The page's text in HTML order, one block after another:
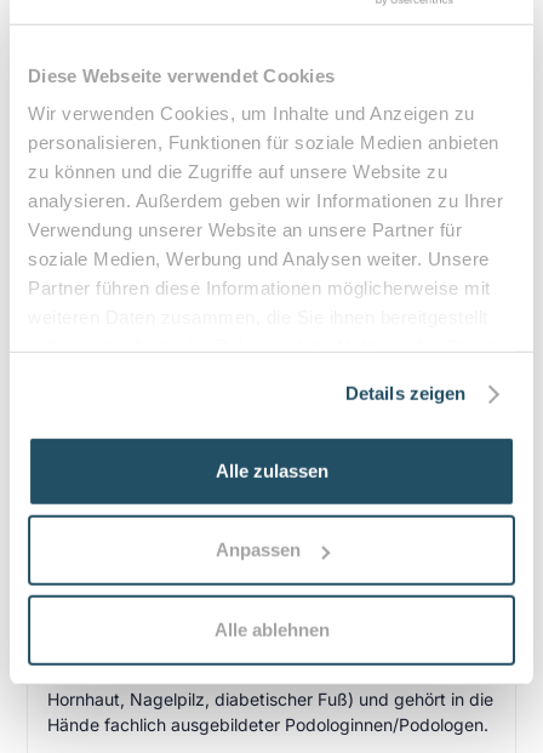
Diese Webseite verwendet Cookies
Wir verwenden Cookies, um Inhalte und Anzeigen zu
personalisieren, Funktionen für soziale Medien anbieten
zu können und die Zugriffe auf unsere Website zu
analysieren. Außerdem geben wir Informationen zu Ihrer
Verwendung unserer Website an unsere Partner für
soziale Medien, Werbung und Analysen weiter. Unsere
Partner führen diese Informationen möglicherweise mit
Details zeigen
Alle zulassen
Anpassen
Alle ablehnen
Verordnungsfähige Diagnosen:
Sensibilitätsstörungen
Querschnittslähmung
Zuzahlung & Kosten:
•10% Zuzahlung pro Behandlung (mind. 5€, max. 10€)
•Befreiung bei chronischen Erkrankungen möglich
Häufige Fragen zum Praxisbesuch
Was ist der Unterschied zwischen
kosmetischer Fußpflege und medizinischer
Podologie?
Kosmetische Fußpflege zielt auf Aussehen und
Hornhaut, Nagelpilz, diabetischer Fuß) und gehört in die
Hände fachlich ausgebildeter Podologinnen/Podologen.